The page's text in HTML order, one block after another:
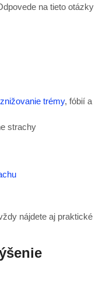
na tieto otázky
trémy, fóbií a
strachy
nájdete aj praktické